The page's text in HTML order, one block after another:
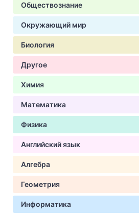
Обществознание
Окружающий мир
Биология
Другое
Химия
Математика
Физика
Английский язык
Алгебра
Геометрия
Информатика